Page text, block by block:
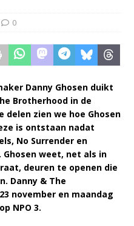
0
Danny Ghosen duikt
Brotherhood in de
delen zien we hoe Ghosen
is ontstaan nadat
No Surrender en
weet, net als in
deuren te openen die
Danny & The
november en maandag
NPO 3.